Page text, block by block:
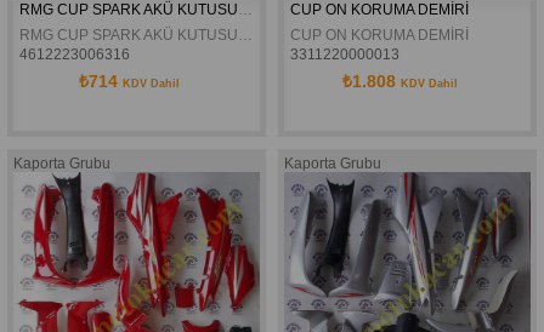
RMG CUP SPARK AKÜ KUTUSU ORJİNAL
RMG CUP SPARK AKÜ KUTUSU ORJİNAL
4612223006316
₺714 KDV Dahil
CUP ON KORUMA DEMİRİ
CUP ON KORUMA DEMİRİ
3311220000013
₺1.808 KDV Dahil
Kaporta Grubu Kaporta Grubu